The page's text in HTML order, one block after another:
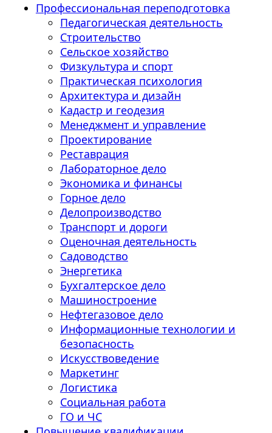
Профессиональная переподготовка
Педагогическая деятельность
Строительство
Сельское хозяйство
Физкультура и спорт
Практическая психология
Архитектура и дизайн
Кадастр и геодезия
Менеджмент и управление
Проектирование
Реставрация
Лабораторное дело
Экономика и финансы
Горное дело
Делопроизводство
Транспорт и дороги
Оценочная деятельность
Садоводство
Энергетика
Бухгалтерское дело
Машиностроение
Нефтегазовое дело
Информационные технологии и
безопасность
Искусствоведение
Маркетинг
Логистика
Социальная работа
ГО и ЧС